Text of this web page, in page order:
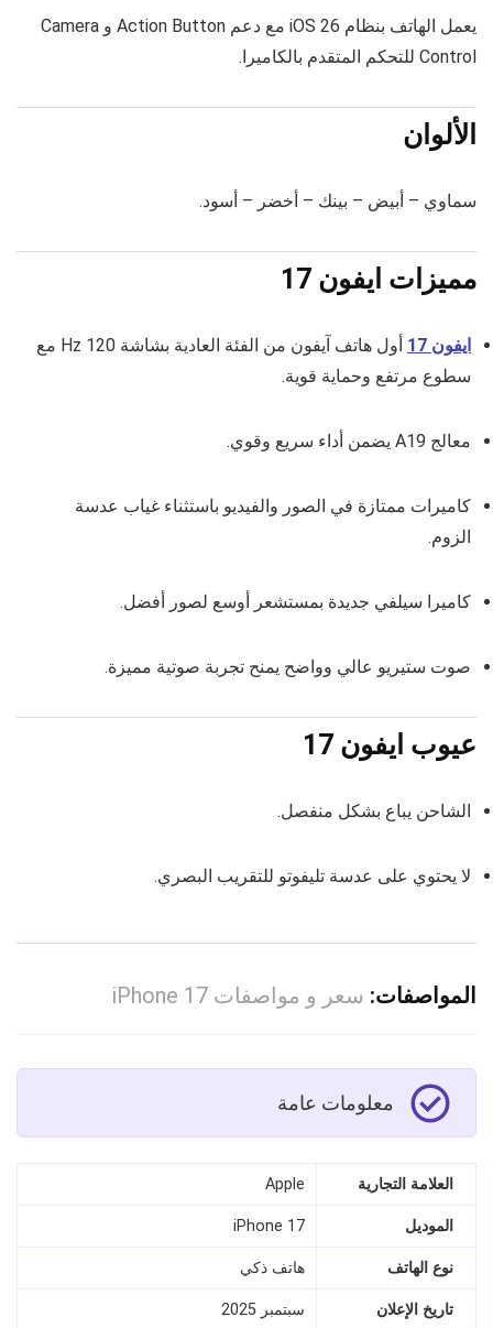
يعمل الهاتف بنظام iOS 26 مع دعم Action Button و Camera
Control للتحكم المتقدم بالكاميرا.
الألوان
سماوي – أبيض – بينك – أخضر – أسود.
مميزات ايفون 17
ايفون 17
أول هاتف آيفون من الفئة العادية بشاشة 120 Hz مع
سطوع مرتفع وحماية قوية.
معالج A19 يضمن أداء سريع وقوي.
كاميرات ممتازة في الصور والفيديو باستثناء غياب عدسة
الزوم.
كاميرا سيلفي جديدة بمستشعر أوسع لصور أفضل.
صوت ستيريو عالي وواضح يمنح تجربة صوتية مميزة.
عيوب ايفون 17
الشاحن يباع بشكل منفصل.
لا يحتوي على عدسة تليفوتو للتقريب البصري.
المواصفات: سعر و مواصفات iPhone 17
معلومات عامة
العلامة التجارية Apple
الموديل iPhone 17
نوع الهاتف هاتف ذكي
تاريخ الإعلان سبتمبر 2025